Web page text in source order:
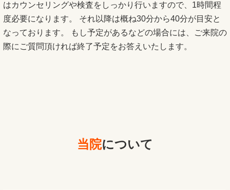
はカウンセリングや検査をしっかり行いますので、1時間程
度必要になります。 それ以降は概ね30分から40分が目安と
なっております。 もし予定があるなどの場合には、ご来院の
際にご質問頂ければ終了予定をお答えいたします。
当院について